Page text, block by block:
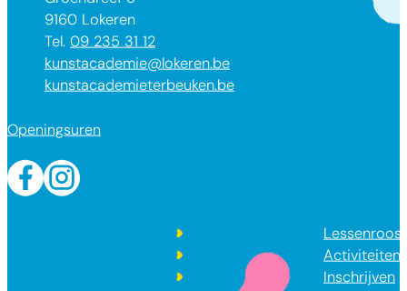
,9160 Lokeren
09 235 31 12
E-mailkunstacademie@lokeren.be
Websitekunstacademieterbeuken.be
Openingsuren
Activiteiten
Inschrijven
FacebookInstagram